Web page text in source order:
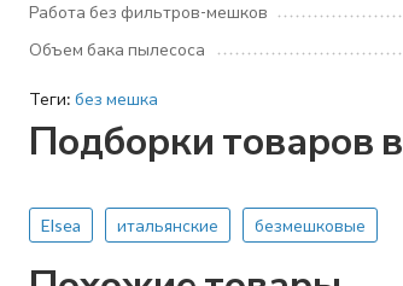
Работа без фильтров-мешков
Объем бака пылесоса
Теги: без мешка
Подборки товаров
Elsea итальянские безмешковые